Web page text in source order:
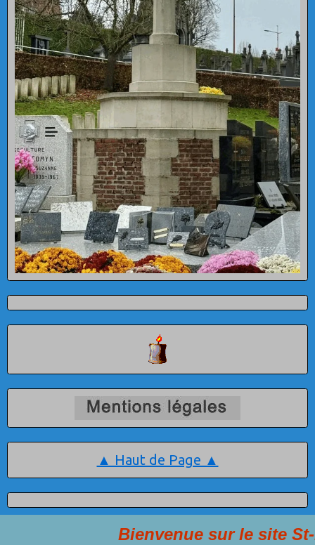
▲ Haut de Page ▲
Bienvenue sur le site St-